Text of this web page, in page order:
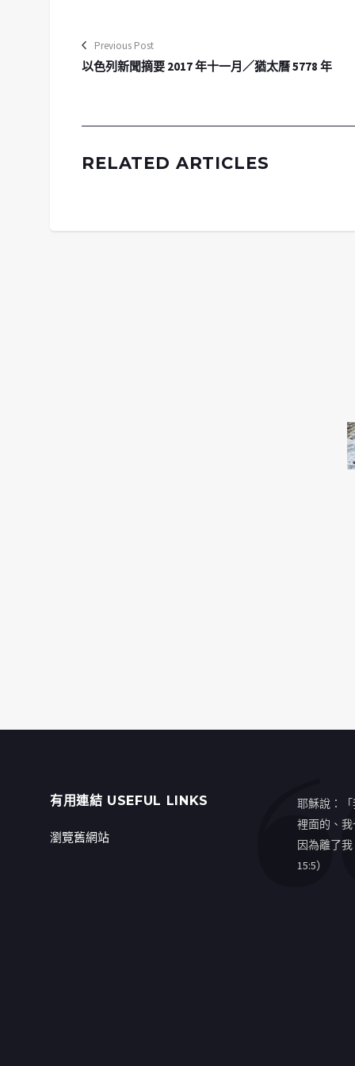
Previous Post
以色列新聞摘要 2017 年十一月／猶太曆 5778 年
RELATED ARTICLES
有用連結 USEFUL LINKS
瀏覽舊網站
耶穌說：
裡面的、
因為離了
15:5）